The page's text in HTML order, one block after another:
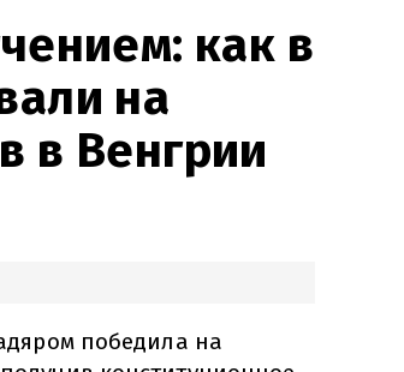
как в
на
в Венгрии
победила на